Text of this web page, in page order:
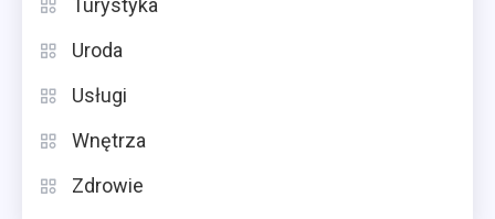
Turystyka
Uroda
Usługi
Wnętrza
Zdrowie